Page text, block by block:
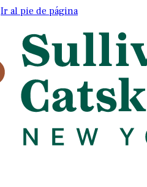
Ir al pie de página